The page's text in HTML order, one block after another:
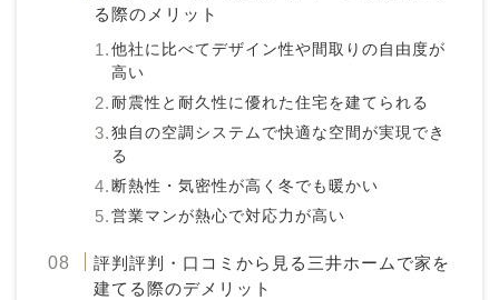
る際のメリット
他社に比べてデザイン性や間取りの自由度が
高い
耐震性と耐久性に優れた住宅を建てられる
独自の空調システムで快適な空間が実現でき
る
断熱性・気密性が高く冬でも暖かい
営業マンが熱心で対応力が高い
評判評判・口コミから見る三井ホームで家を
建てる際のデメリット